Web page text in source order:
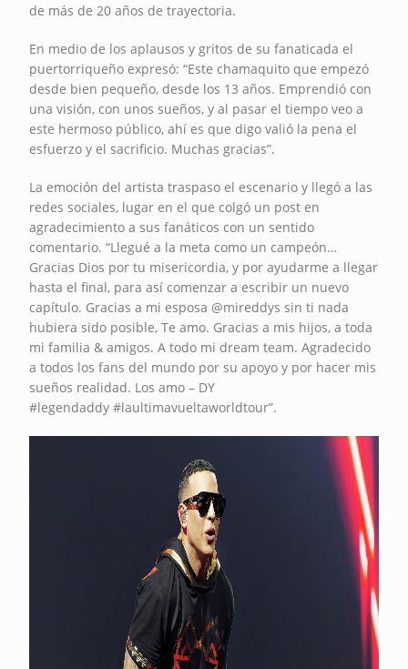
de más de 20 años de trayectoria.
En medio de los aplausos y gritos de su fanaticada el
puertorriqueño expresó: “Este chamaquito que empezó
desde bien pequeño, desde los 13 años. Emprendió con
una visión, con unos sueños, y al pasar el tiempo veo a
este hermoso público, ahí es que digo valió la pena el
esfuerzo y el sacrificio. Muchas gracias”.
La emoción del artista traspaso el escenario y llegó a las
redes sociales, lugar en el que colgó un post en
agradecimiento a sus fanáticos con un sentido
comentario. “Llegué a la meta como un campeón…
Gracias Dios por tu misericordia, y por ayudarme a llegar
hasta el final, para así comenzar a escribir un nuevo
capítulo. Gracias a mi esposa @mireddys sin ti nada
hubiera sido posible, Te amo. Gracias a mis hijos, a toda
mi familia & amigos. A todo mi dream team. Agradecido
a todos los fans del mundo por su apoyo y por hacer mis
sueños realidad. Los amo – DY
#legendaddy #laultimavueltaworldtour”.